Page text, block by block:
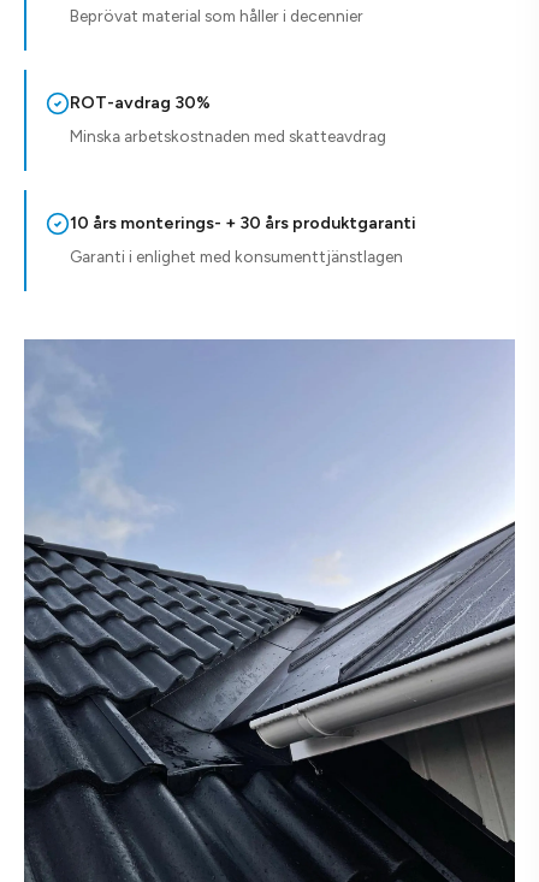
Beprövat material som håller i decennier
ROT-avdrag 30%
Minska arbetskostnaden med skatteavdrag
10 års monterings- + 30 års produktgaranti
Garanti i enlighet med konsumenttjänstlagen